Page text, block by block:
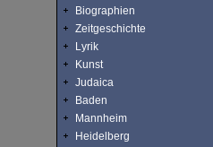
Biographien
Zeitgeschichte
Lyrik
Kunst
Judaica
Baden
Mannheim
Heidelberg